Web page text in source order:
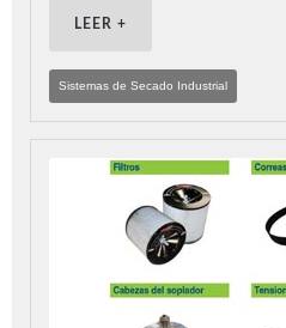
LEER +
Sistemas de Secado Industrial